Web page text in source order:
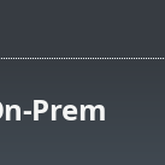
Prem